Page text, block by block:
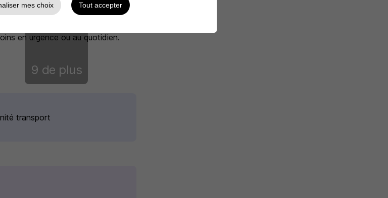
9 de plus
En proposant aux
qualification vous permettez
en urgence ou au quotidien.
transport
mes choix Tout accepter